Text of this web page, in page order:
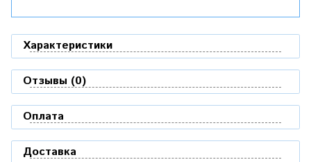
Характеристики
Отзывы (0)
Оплата
Доставка